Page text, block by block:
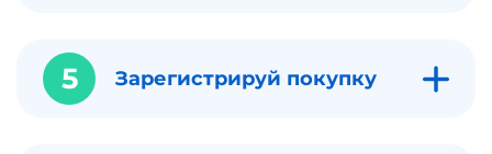
5 Зарегистрируй покупку